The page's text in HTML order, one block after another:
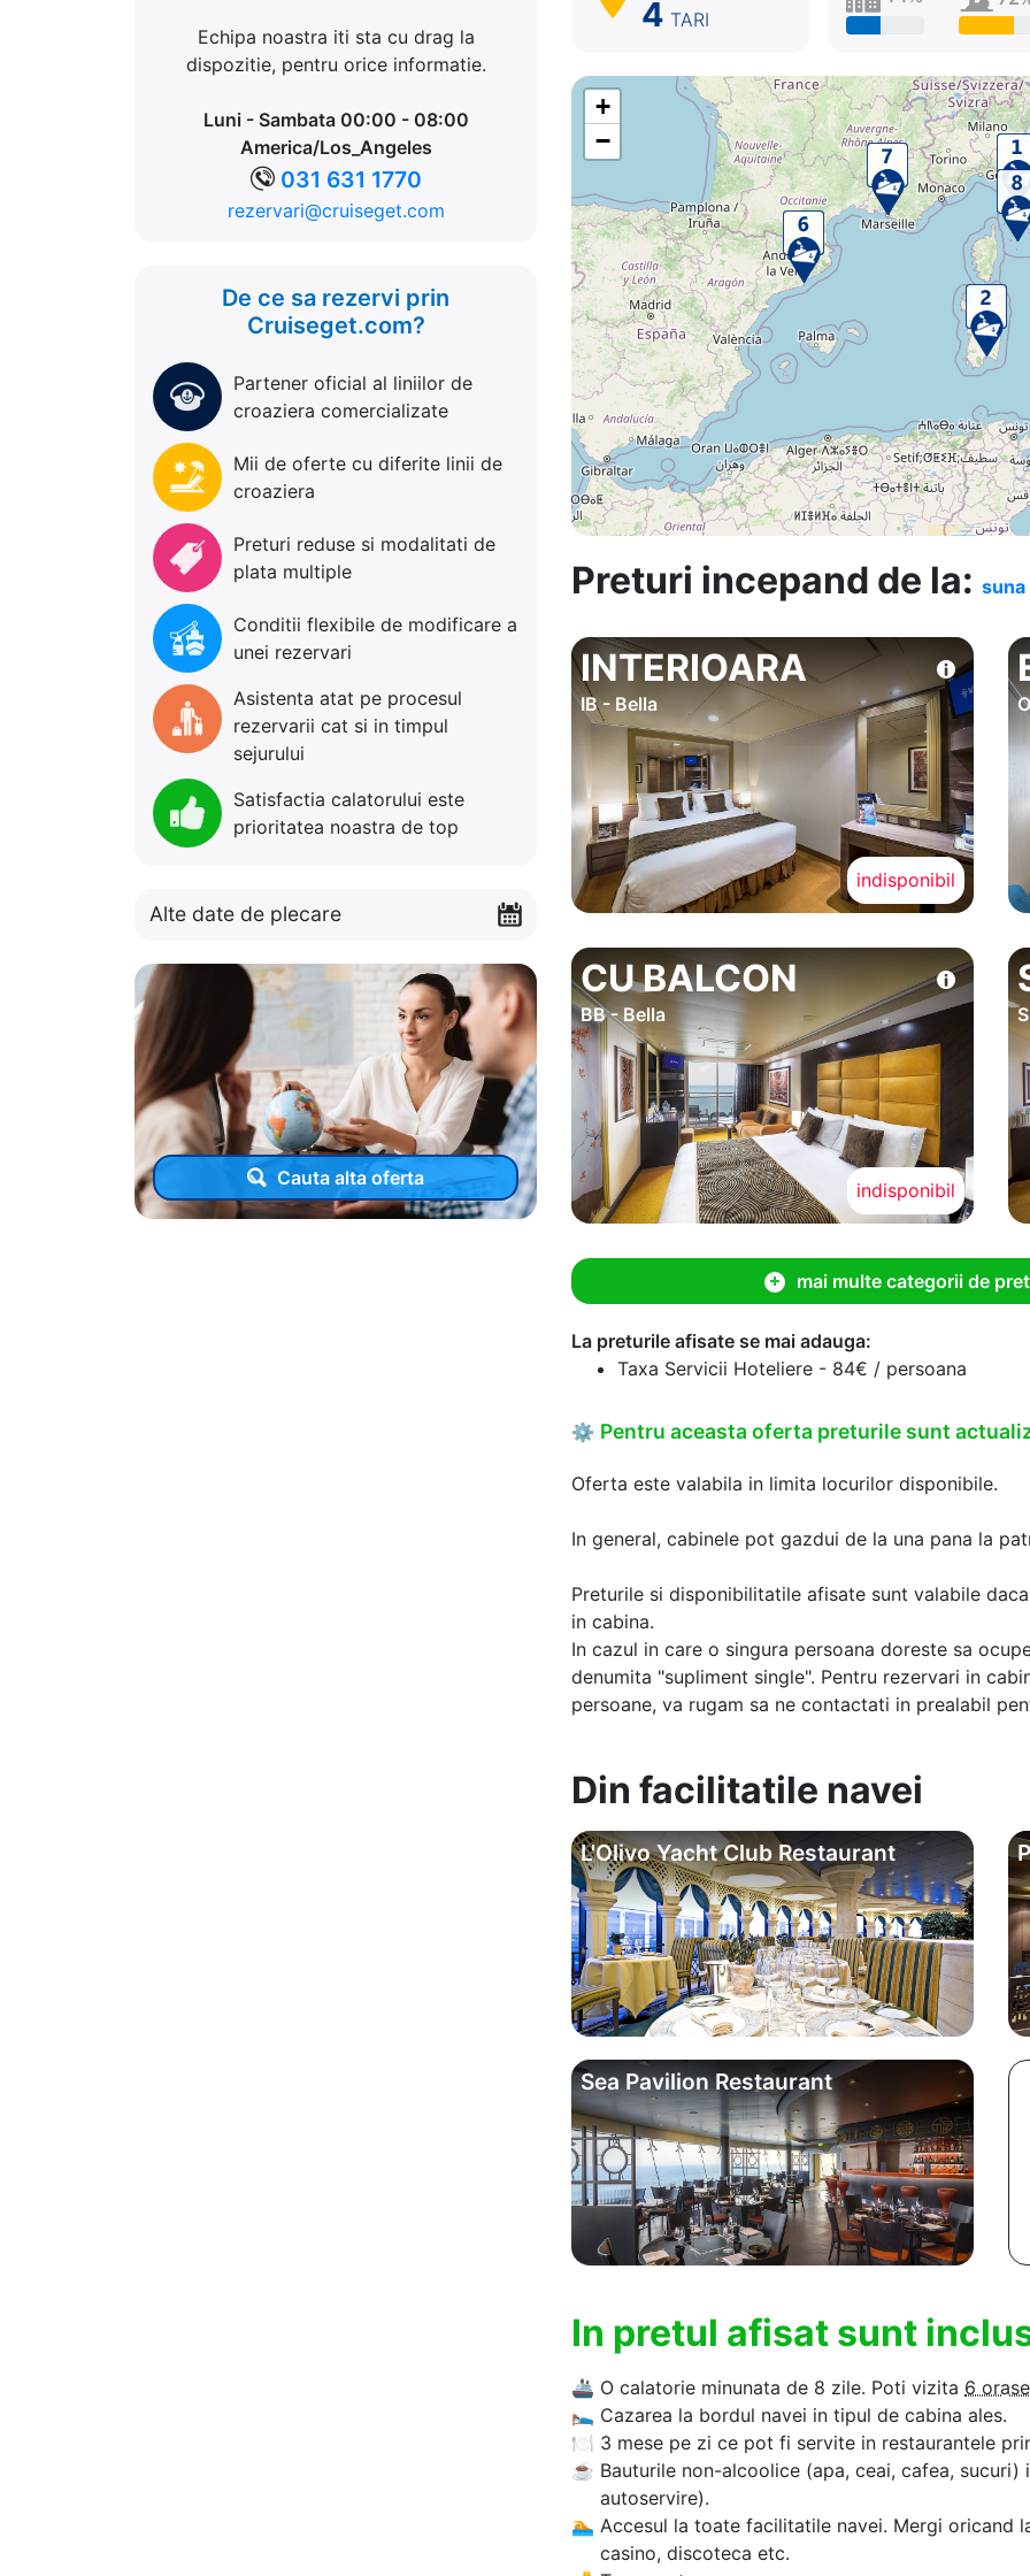
Echipa noastra iti sta cu drag la
dispozitie, pentru orice informatie.
Luni - Sambata 00:00 - 08:00
America/Los_Angeles
031 631 1770
rezervari@cruiseget.com
De ce sa rezervi prin
Cruiseget.com?
Partener oficial al liniilor de
croaziera comercializate
Mii de oferte cu diferite linii de
croaziera
Preturi reduse si modalitati de
plata multiple
Conditii flexibile de modificare a
unei rezervari
Asistenta atat pe procesul
rezervarii cat si in timpul
sejurului
Satisfactia calatorului este
prioritatea noastra de top
Alte date de plecare
Cauta alta oferta
4 TARI
+
−
Preturi incepand de la:
INTERIOARA
IB - Bella
indisponibil
CU BALCON
BB - Bella
indisponibil
mai multe categorii de pret
La preturile afisate se mai adauga:
Taxa Servicii Hoteliere - 84€ / persoana
⚙ Pentru aceasta oferta preturile sunt
Oferta este valabila in limita locurilor disponibile.
In general, cabinele pot gazdui de la una pana la
Preturile si disponibilitatile afisate sunt valabile
in cabina.
In cazul in care o singura persoana doreste sa
denumita "supliment single". Pentru rezervari in
persoane, va rugam sa ne contactati in prealabil
Din facilitatile navei
L'Olivo Yacht Club Restaurant
Sea Pavilion Restaurant
In pretul afisat sunt
🚢 O calatorie minunata de 8 zile. Poti vizita 6 orase
🛌 Cazarea la bordul navei in tipul de cabina ales.
🍽 3 mese pe zi ce pot fi servite in restaurantele
☕ Bauturile non-alcoolice (apa, ceai, cafea,
autoservire).
🏊‍ Accesul la toate facilitatile navei. Mergi oricand
casino, discoteca etc.